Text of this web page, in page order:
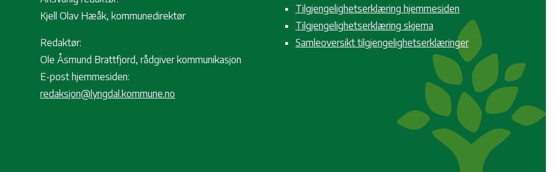
Kjell Olav Hæåk, kommunedirektør
Redaktør:
Ole Åsmund Brattfjord, rådgiver kommunikasjon
E-post hjemmesiden:
redaksjon@lyngdal.kommune.no
Tilgjengelighetserklæring hjemmesiden
Tilgjengelighetserklæring skjema
Samleoversikt tilgjengelighetserklæringer